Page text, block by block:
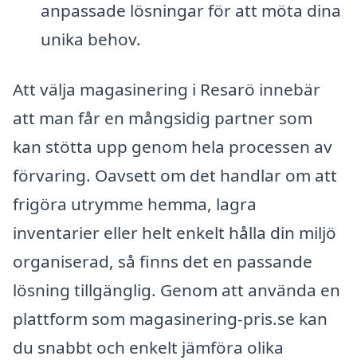
anpassade lösningar för att möta dina
unika behov.
Att välja magasinering i Resarö innebär
att man får en mångsidig partner som
kan stötta upp genom hela processen av
förvaring. Oavsett om det handlar om att
frigöra utrymme hemma, lagra
inventarier eller helt enkelt hålla din miljö
organiserad, så finns det en passande
lösning tillgänglig. Genom att använda en
plattform som magasinering-pris.se kan
du snabbt och enkelt jämföra olika